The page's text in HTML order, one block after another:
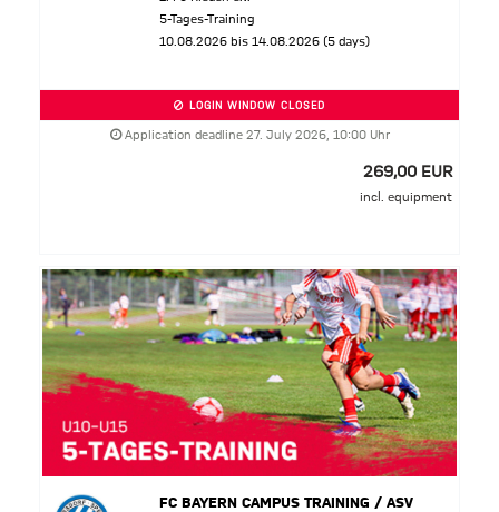
5-Tages-Training
10.08.2026 bis 14.08.2026 (5 days)
LOGIN WINDOW CLOSED
Application deadline 27. July 2026, 10:00 Uhr
269,00 EUR
incl. equipment
FC BAYERN CAMPUS TRAINING / ASV